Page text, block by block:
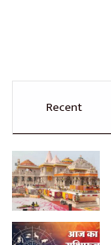
Recent